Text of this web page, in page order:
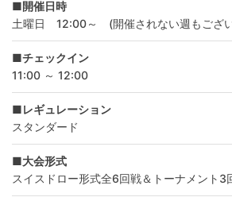
■開催日時
土曜日 12:00～ (開催されない週もござ
■チェックイン
11:00 ～ 12:00
■レギュレーション
スタンダード
■大会形式
スイスドロー形式全6回戦＆トーナメント3